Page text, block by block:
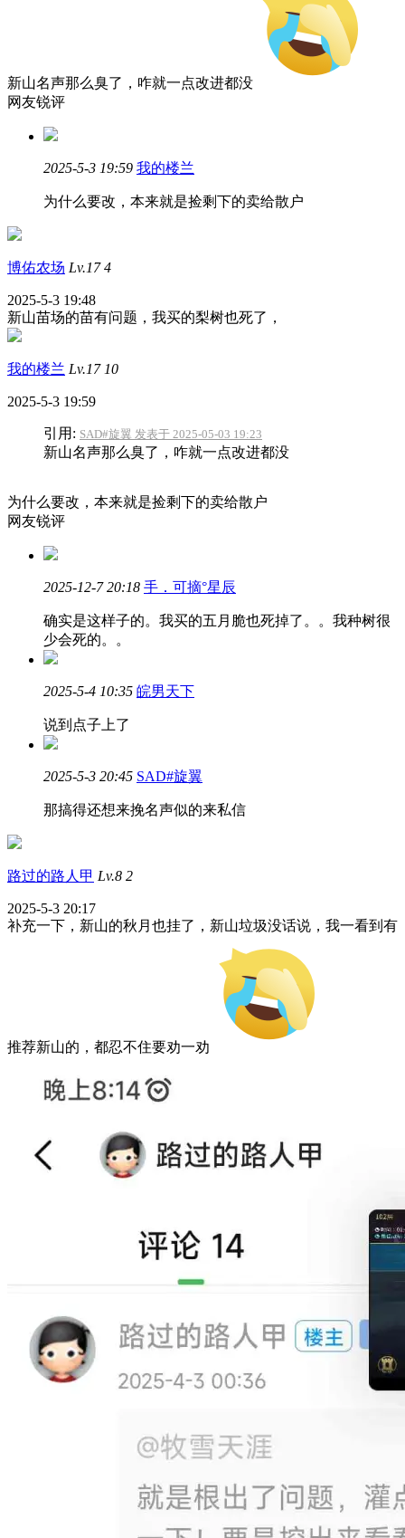
新山名声那么臭了，咋就一点改进都没
网友锐评
2025-5-3 19:59 我的楼兰
为什么要改，本来就是捡剩下的卖给散户
博佑农场 Lv.17 4
2025-5-3 19:48
新山苗场的苗有问题，我买的梨树也死了，
我的楼兰 Lv.17 10
2025-5-3 19:59
引用: SAD#旋翼 发表于 2025-05-03 19:23
新山名声那么臭了，咋就一点改进都没
为什么要改，本来就是捡剩下的卖给散户
网友锐评
2025-12-7 20:18 手．可摘°星辰
确实是这样子的。我买的五月脆也死掉了。。我种树很
少会死的。。
2025-5-4 10:35 皖男天下
说到点子上了
2025-5-3 20:45 SAD#旋翼
那搞得还想来挽名声似的来私信
路过的路人甲 Lv.8 2
2025-5-3 20:17
补充一下，新山的秋月也挂了，新山垃圾没话说，我一看到有
推荐新山的，都忍不住要劝一劝